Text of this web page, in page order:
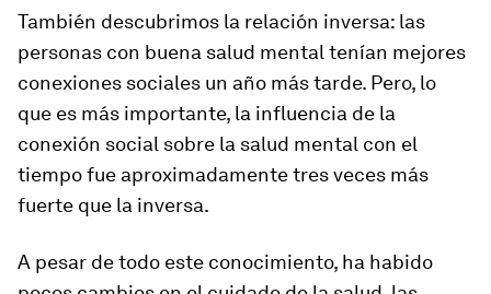
También descubrimos la relación inversa: las
personas con buena salud mental tenían mejores
conexiones sociales un año más tarde. Pero, lo
que es más importante, la influencia de la
conexión social sobre la salud mental con el
tiempo fue aproximadamente tres veces más
fuerte que la inversa.
A pesar de todo este conocimiento, ha habido